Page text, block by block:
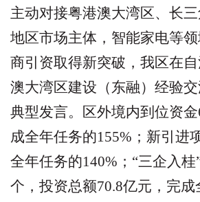
主动对接粤港澳大湾区、长
地区市场主体，智能家电等
商引资取得新突破，我区在
澳大湾区建设（东融）经验
典型发言。区外境内到位资金
成全年任务的155% ；新引进
全年任务的140% ； “三企入桂
个，投资总额70.8亿元，完成